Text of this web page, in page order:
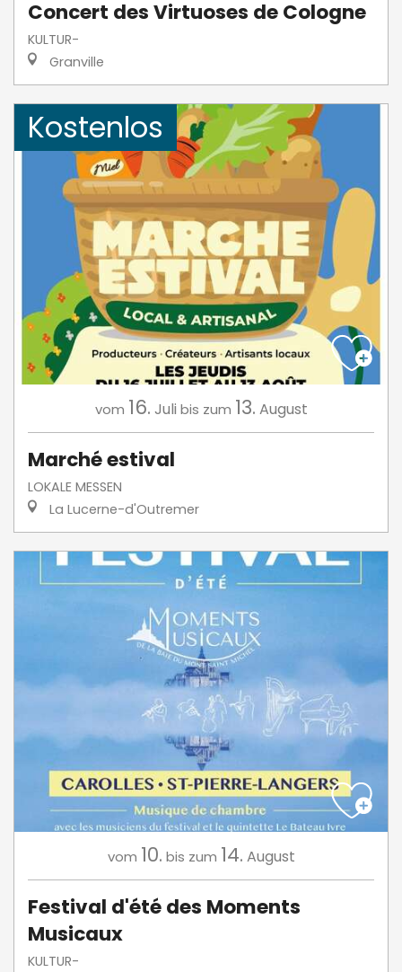
Concert des Virtuoses de Cologne
KULTUR-
Granville
Kostenlos
vom 16. Juli bis zum 13. August
Marché estival
LOKALE MESSEN
La Lucerne-d'Outremer
vom 10. bis zum 14. August
Festival d'été des Moments
Musicaux
KULTUR-